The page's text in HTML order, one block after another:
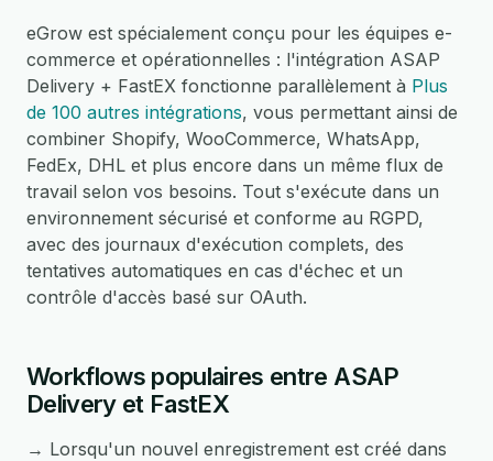
eGrow est spécialement conçu pour les équipes e-
commerce et opérationnelles : l'intégration ASAP
Delivery + FastEX fonctionne parallèlement à Plus
de 100 autres intégrations, vous permettant ainsi de
combiner Shopify, WooCommerce, WhatsApp,
FedEx, DHL et plus encore dans un même flux de
travail selon vos besoins. Tout s'exécute dans un
environnement sécurisé et conforme au RGPD,
avec des journaux d'exécution complets, des
tentatives automatiques en cas d'échec et un
contrôle d'accès basé sur OAuth.
Workflows populaires entre ASAP
Delivery et FastEX
→ Lorsqu'un nouvel enregistrement est créé dans